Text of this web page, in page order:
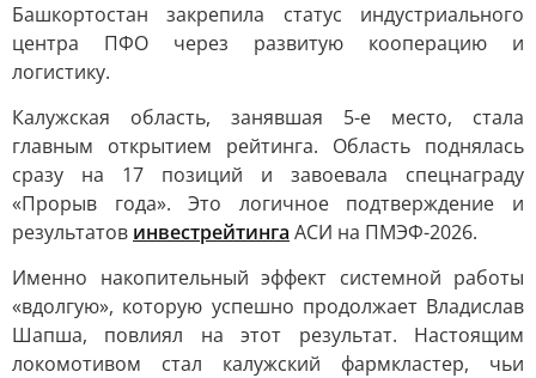
Башкортостан закрепила статус индустриального
центра ПФО через развитую кооперацию и
логистику.
Калужская область, занявшая 5-е место, стала
главным открытием рейтинга. Область поднялась
сразу на 17 позиций и завоевала спецнаграду
«Прорыв года». Это логичное подтверждение и
результатов инвестрейтинга АСИ на ПМЭФ-2026.
Именно накопительный эффект системной работы
«вдолгую», которую успешно продолжает Владислав
Шапша, повлиял на этот результат. Настоящим
локомотивом стал калужский фармкластер, чьи